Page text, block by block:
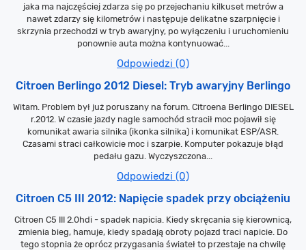
jaka ma najczęściej zdarza się po przejechaniu kilkuset metrów a
nawet zdarzy się kilometrów i następuje delikatne szarpnięcie i
skrzynia przechodzi w tryb awaryjny, po wyłączeniu i uruchomieniu
ponownie auta można kontynuować...
Odpowiedzi (0)
Citroen Berlingo 2012 Diesel: Tryb awaryjny Berlingo
Witam. Problem był już poruszany na forum. Citroena Berlingo DIESEL
r.2012. W czasie jazdy nagle samochód stracił moc pojawił się
komunikat awaria silnika (ikonka silnika) i komunikat ESP/ASR.
Czasami straci całkowicie moc i szarpie. Komputer pokazuje błąd
pedału gazu. Wyczyszczona...
Odpowiedzi (0)
Citroen C5 III 2012: Napięcie spadek przy obciążeniu
Citroen C5 III 2.0hdi - spadek napicia. Kiedy skręcania się kierownicą,
zmienia bieg, hamuje, kiedy spadają obroty pojazd traci napicie. Do
tego stopnia że oprócz przygasania świateł to przestaje na chwilę